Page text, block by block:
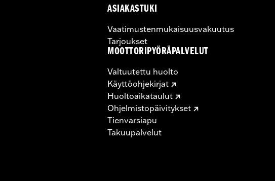
ASIAKASTUKI
Vaatimustenmukaisuusvakuutus
Tarjoukset
MOOTTORIPYÖRÄPALVELUT
Valtuutettu huolto
Käyttöohjekirjat
Huoltoaikataulut
Ohjelmistopäivitykset
Tienvarsiapu
Takuupalvelut